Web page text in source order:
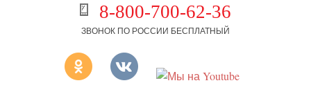
8-800-700-62-36
ЗВОНОК ПО РОССИИ БЕСПЛАТНЫЙ